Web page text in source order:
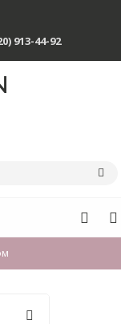
913-44-92